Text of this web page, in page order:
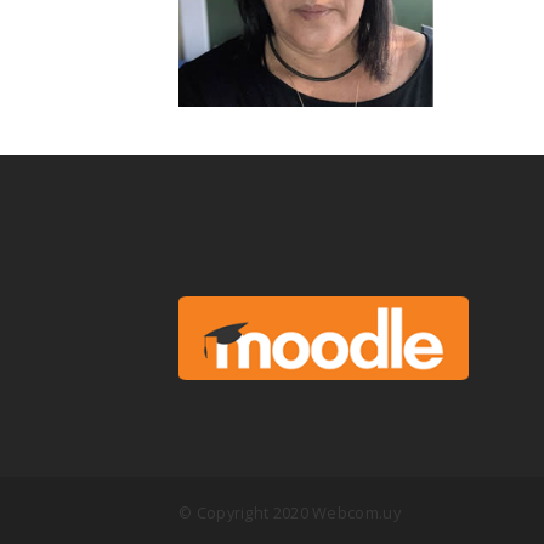
© Copyright 2020 Webcom.uy